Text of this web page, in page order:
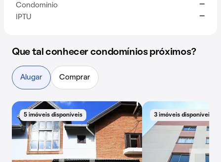
Condomínio -
IPTU -
Que tal conhecer condomínios próximos?
Alugar Comprar
5 imóveis disponíveis 3 imóveis disponíveis